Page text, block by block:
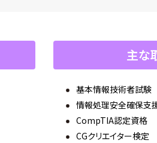
主な
基本情報技術者試験
情報処理安全確保支
CompTIA認定資格
CGクリエイター検定